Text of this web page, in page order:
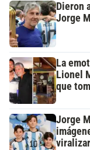
Dieron
Jorge
La
Lionel
que
Jorge